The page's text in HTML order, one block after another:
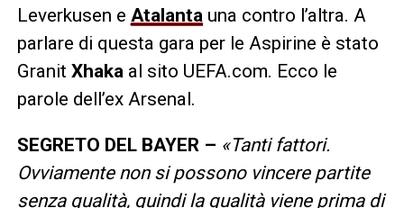
Leverkusen e Atalantauna contro l’altra. A
parlare di questa gara per le Aspirine è stato
Granit Xhaka al sito UEFA.com. Ecco le
parole dell’ex Arsenal.
SEGRETO DEL BAYER – «Tanti fattori.
Ovviamente non si possono vincere partite
senza qualità, quindi la qualità viene prima di